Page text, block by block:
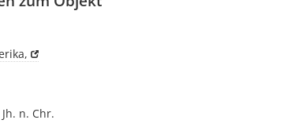
n. Chr.